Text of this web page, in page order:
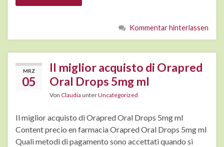
Kommentar hinterlassen
MRZ
05
Il miglior acquisto di Orapred
Oral Drops 5mg ml
Von Claudia unterUncategorized
Il miglior acquisto di Orapred Oral Drops 5mg ml
Content precio en farmacia Orapred Oral Drops 5mg ml
Quali metodi di pagamento sono accettati quando si